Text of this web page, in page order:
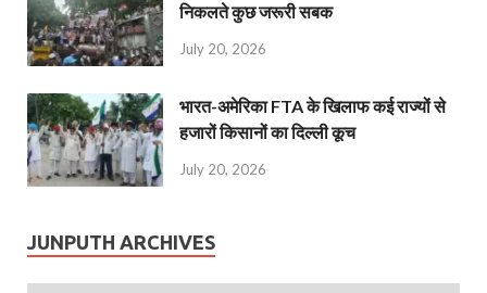
निकलते कुछ जरूरी सबक
July 20, 2026
भारत-अमेरिका FTA के खिलाफ कई राज्यों से
हजारों किसानों का दिल्ली कूच
July 20, 2026
JUNPUTH ARCHIVES